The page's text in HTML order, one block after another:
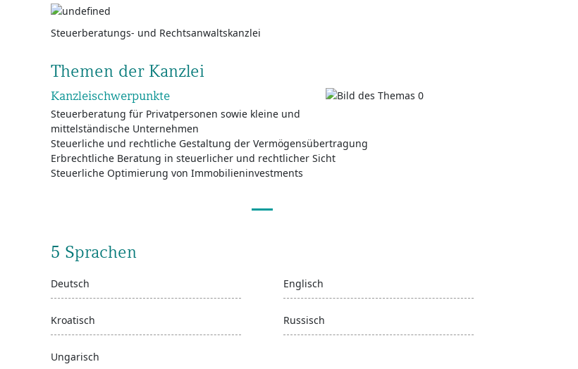
Steuerberatungs- und Rechtsanwaltskanzlei
Themen der Kanzlei
Kanzleischwerpunkte
Steuerberatung für Privatpersonen sowie kleine und
mittelständische Unternehmen
Steuerliche und rechtliche Gestaltung der Vermögensübertragung
Erbrechtliche Beratung in steuerlicher und rechtlicher Sicht
Steuerliche Optimierung von Immobilieninvestments
5 Sprachen
Deutsch Englisch
Kroatisch Russisch
Ungarisch